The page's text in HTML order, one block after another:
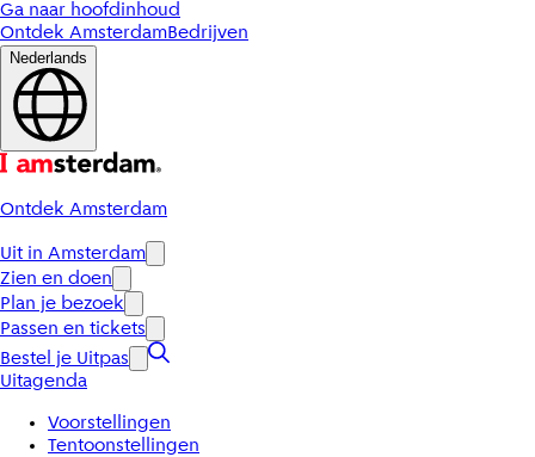
Ga naar hoofdinhoud
Ontdek AmsterdamBedrijven
Nederlands
Ontdek Amsterdam
Uit in Amsterdam
Zien en doen
Plan je bezoek
Passen en tickets
Bestel je Uitpas
Uitagenda
Voorstellingen
Tentoonstellingen